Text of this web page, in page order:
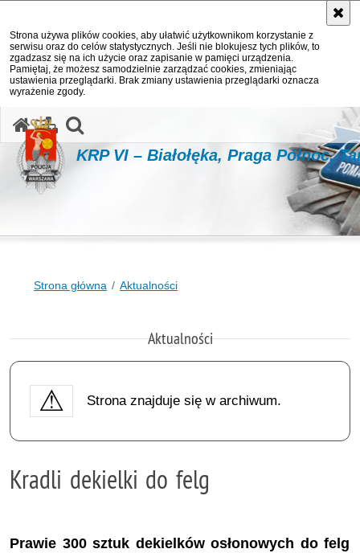
Strona używa plików cookies, aby ułatwić użytkownikom korzystanie z
serwisu oraz do celów statystycznych. Jeśli nie blokujesz tych plików, to
zgadzasz się na ich użycie oraz zapisanie w pamięci urządzenia.
Pamiętaj, że możesz samodzielnie zarządzać cookies, zmieniając
ustawienia przeglądarki. Brak zmiany ustawienia przeglądarki oznacza
wyrażenie zgody.
KRP VI – Białołęka, Praga Północ,
Strona główna Aktualności
Aktualności
Strona znajduje się w archiwum.
Kradli dekielki do felg
Prawie 300 sztuk dekielków osłonowych do felg